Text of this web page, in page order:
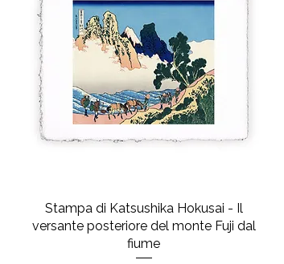
Stampa di Katsushika Hokusai - Il
versante posteriore del monte Fuji dal
fiume